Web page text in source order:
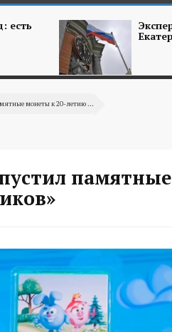
есть
монеты к 20-летию ...